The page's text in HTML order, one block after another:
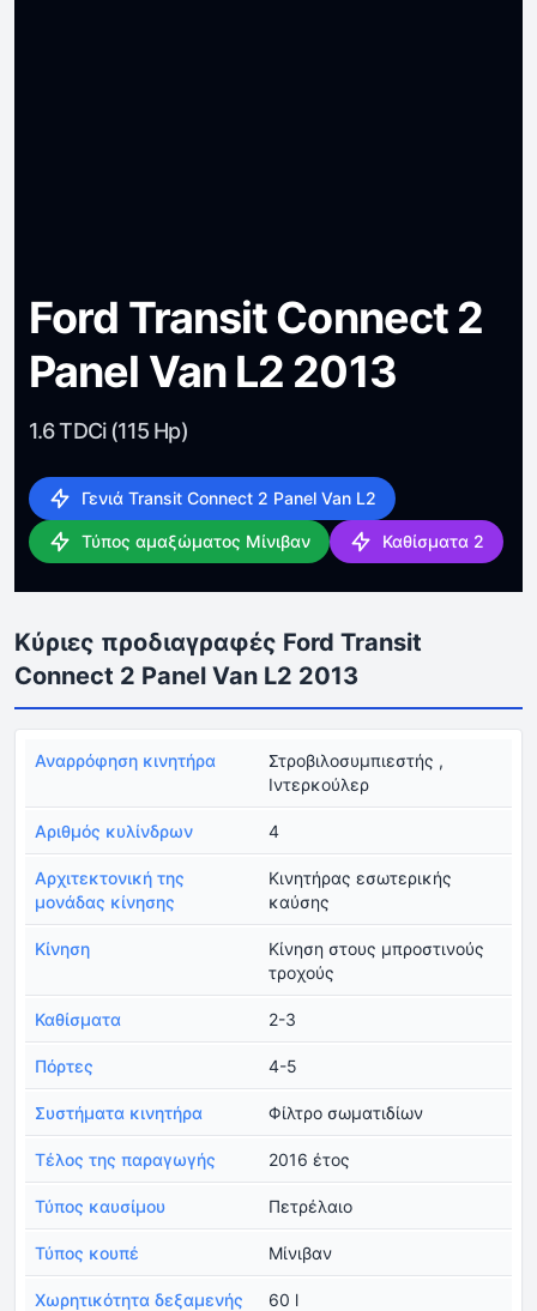
Ford Transit Connect 2
Panel Van L2 2013
1.6 TDCi (115 Hp)
Γενιά Transit Connect 2 Panel Van L2
Τύπος αμαξώματος Μίνιβαν Καθίσματα 2
Κύριες προδιαγραφές Ford Transit
Connect 2 Panel Van L2 2013
Αναρρόφηση κινητήρα
Στροβιλοσυμπιεστής ,
Ιντερκούλερ
Αριθμός κυλίνδρων 4
Αρχιτεκτονική της
μονάδας κίνησης
Κινητήρας εσωτερικής
καύσης
Κίνηση
Κίνηση στους μπροστινούς
τροχούς
Καθίσματα 2-3
Πόρτες 4-5
Συστήματα κινητήρα Φίλτρο σωματιδίων
Τέλος της παραγωγής 2016 έτος
Τύπος καυσίμου Πετρέλαιο
Τύπος κουπέ Μίνιβαν
Χωρητικότητα δεξαμενής 60 l